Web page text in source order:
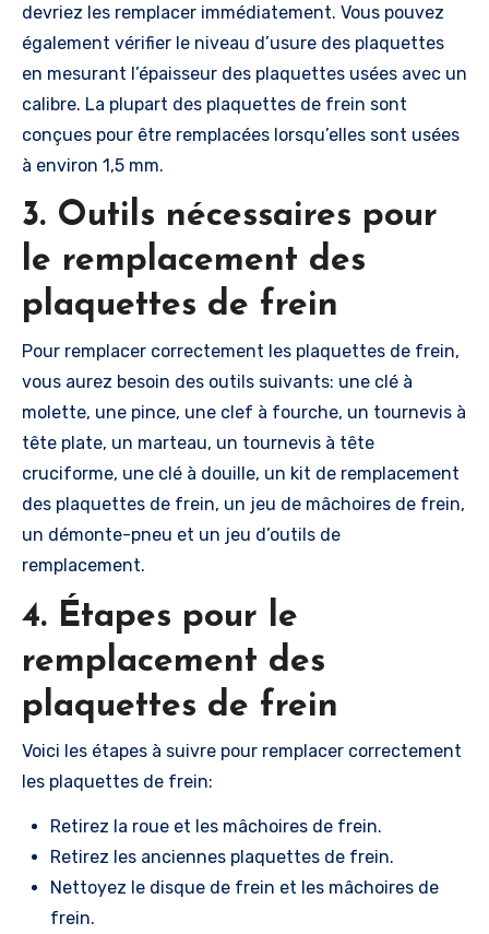
devriez les remplacer immédiatement. Vous pouvez
également vérifier le niveau d’usure des plaquettes
en mesurant l’épaisseur des plaquettes usées avec un
calibre. La plupart des plaquettes de frein sont
conçues pour être remplacées lorsqu’elles sont usées
à environ 1,5 mm.
3. Outils nécessaires pour
le remplacement des
plaquettes de frein
Pour remplacer correctement les plaquettes de frein,
vous aurez besoin des outils suivants: une clé à
molette, une pince, une clef à fourche, un tournevis à
tête plate, un marteau, un tournevis à tête
cruciforme, une clé à douille, un kit de remplacement
des plaquettes de frein, un jeu de mâchoires de frein,
un démonte-pneu et un jeu d’outils de
remplacement.
4. Étapes pour le
remplacement des
plaquettes de frein
Voici les étapes à suivre pour remplacer correctement
les plaquettes de frein:
Retirez la roue et les mâchoires de frein.
Retirez les anciennes plaquettes de frein.
Nettoyez le disque de frein et les mâchoires de
frein.